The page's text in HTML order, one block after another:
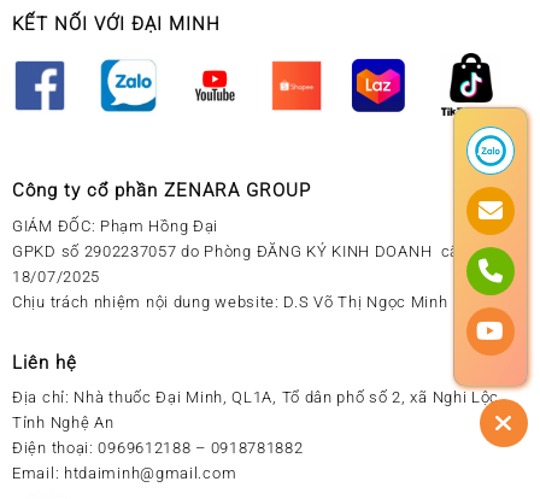
KẾT NỐI VỚI ĐẠI MINH
Công ty cổ phần ZENARA GROUP
GIÁM ĐỐC: Phạm Hồng Đại
GPKD số 2902237057 do Phòng ĐĂNG KÝ KINH DOANH cấp ngày
18/07/2025
Chịu trách nhiệm nội dung website: D.S Võ Thị Ngọc Minh
Liên hệ
Địa chỉ: Nhà thuốc Đại Minh, QL1A, Tổ dân phố số 2, xã Nghi Lộc,
Tỉnh Nghệ An
Điện thoại: 0969612188 – 0918781882
Email: htdaiminh@gmail.com